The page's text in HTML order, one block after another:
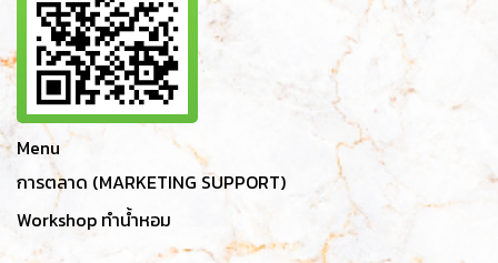
Menu
การตลาด (MARKETING SUPPORT)
Workshop ทำน้ำหอม